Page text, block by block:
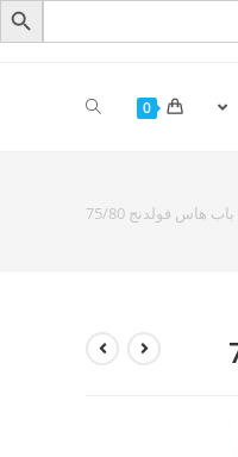
0
باب هاس فولدنج 75/80